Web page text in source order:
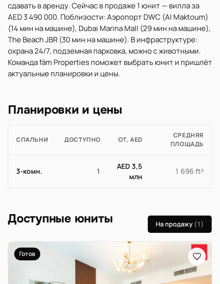
сдавать в аренду. Сейчас в продаже 1 юнит — вилла за
AED 3 490 000. Поблизости: Аэропорт DWC (Al Maktoum)
(14 мин на машине), Dubai Marina Mall (29 мин на машине),
The Beach JBR (30 мин на машине). В инфраструктуре:
охрана 24/7, подземная парковка, можно с животными.
Команда fäm Properties поможет выбрать юнит и пришлёт
актуальные планировки и цены.
Планировки и цены
СПАЛЬНИ ДОСТУПНО ОТ, AED
СРЕДНЯЯ
ПЛОЩАДЬ
3-комн. 1
AED 3,5
млн
1 696 ft²
Доступные юниты На продажу (1)
Готов